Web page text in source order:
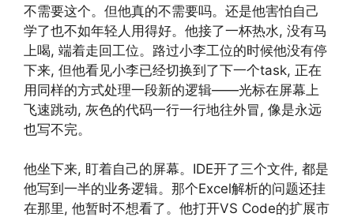
不需要这个。但他真的不需要吗。还是他害怕自己
学了也不如年轻人用得好。他接了一杯热水, 没有马
上喝, 端着走回工位。路过小李工位的时候他没有停
下来, 但他看见小李已经切换到了下一个task, 正在
用同样的方式处理一段新的逻辑——光标在屏幕上
飞速跳动, 灰色的代码一行一行地往外冒, 像是永远
也写不完。
他坐下来, 盯着自己的屏幕。IDE开了三个文件, 都是
他写到一半的业务逻辑。那个Excel解析的问题还挂
在那里, 他暂时不想看了。他打开VS Code的扩展市